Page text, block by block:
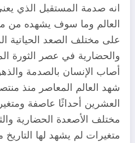
انه صدمة المستقبل الذي
العالم وما سوف يشهده من
على مختلف الصعد الحياتية
والحضارية في عصر الثورة
أصاب الإنسان بالصدمة
شهد العالم المعاصر منذ
العشرين أحداثًا عاصفة
مختلف الأصعدة الحضارية
متغيرات لم يشهد لها